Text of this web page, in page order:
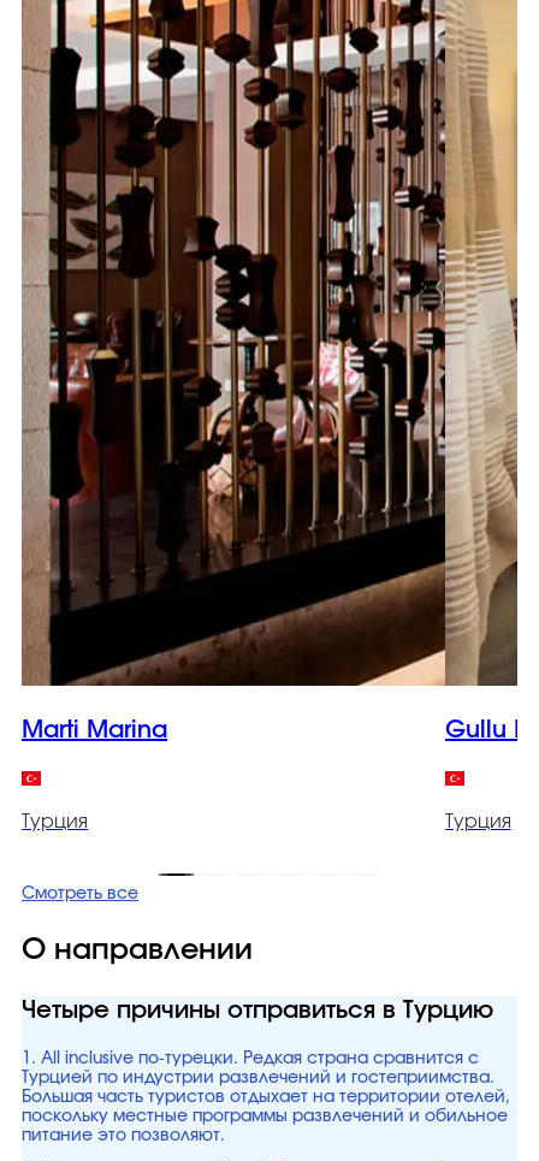
Marti Marina
Турция
Gullu
Турция
Смотреть все
О направлении
Четыре причины отправиться в Турцию
1. All inclusive по-турецки. Редкая страна сравнится с
Турцией по индустрии развлечений и гостеприимства.
Большая часть туристов отдыхает на территории отелей,
поскольку местные программы развлечений и обильное
питание это позволяют.